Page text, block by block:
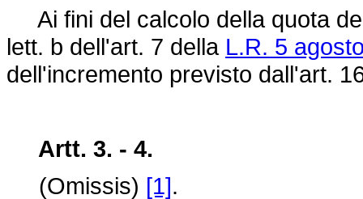
Ai fini del calcolo della quota
lett. b dell'art. 7 della L.R. 5
dell'incremento previsto dall'art.
Artt. 3. - 4.
(Omissis) [1].